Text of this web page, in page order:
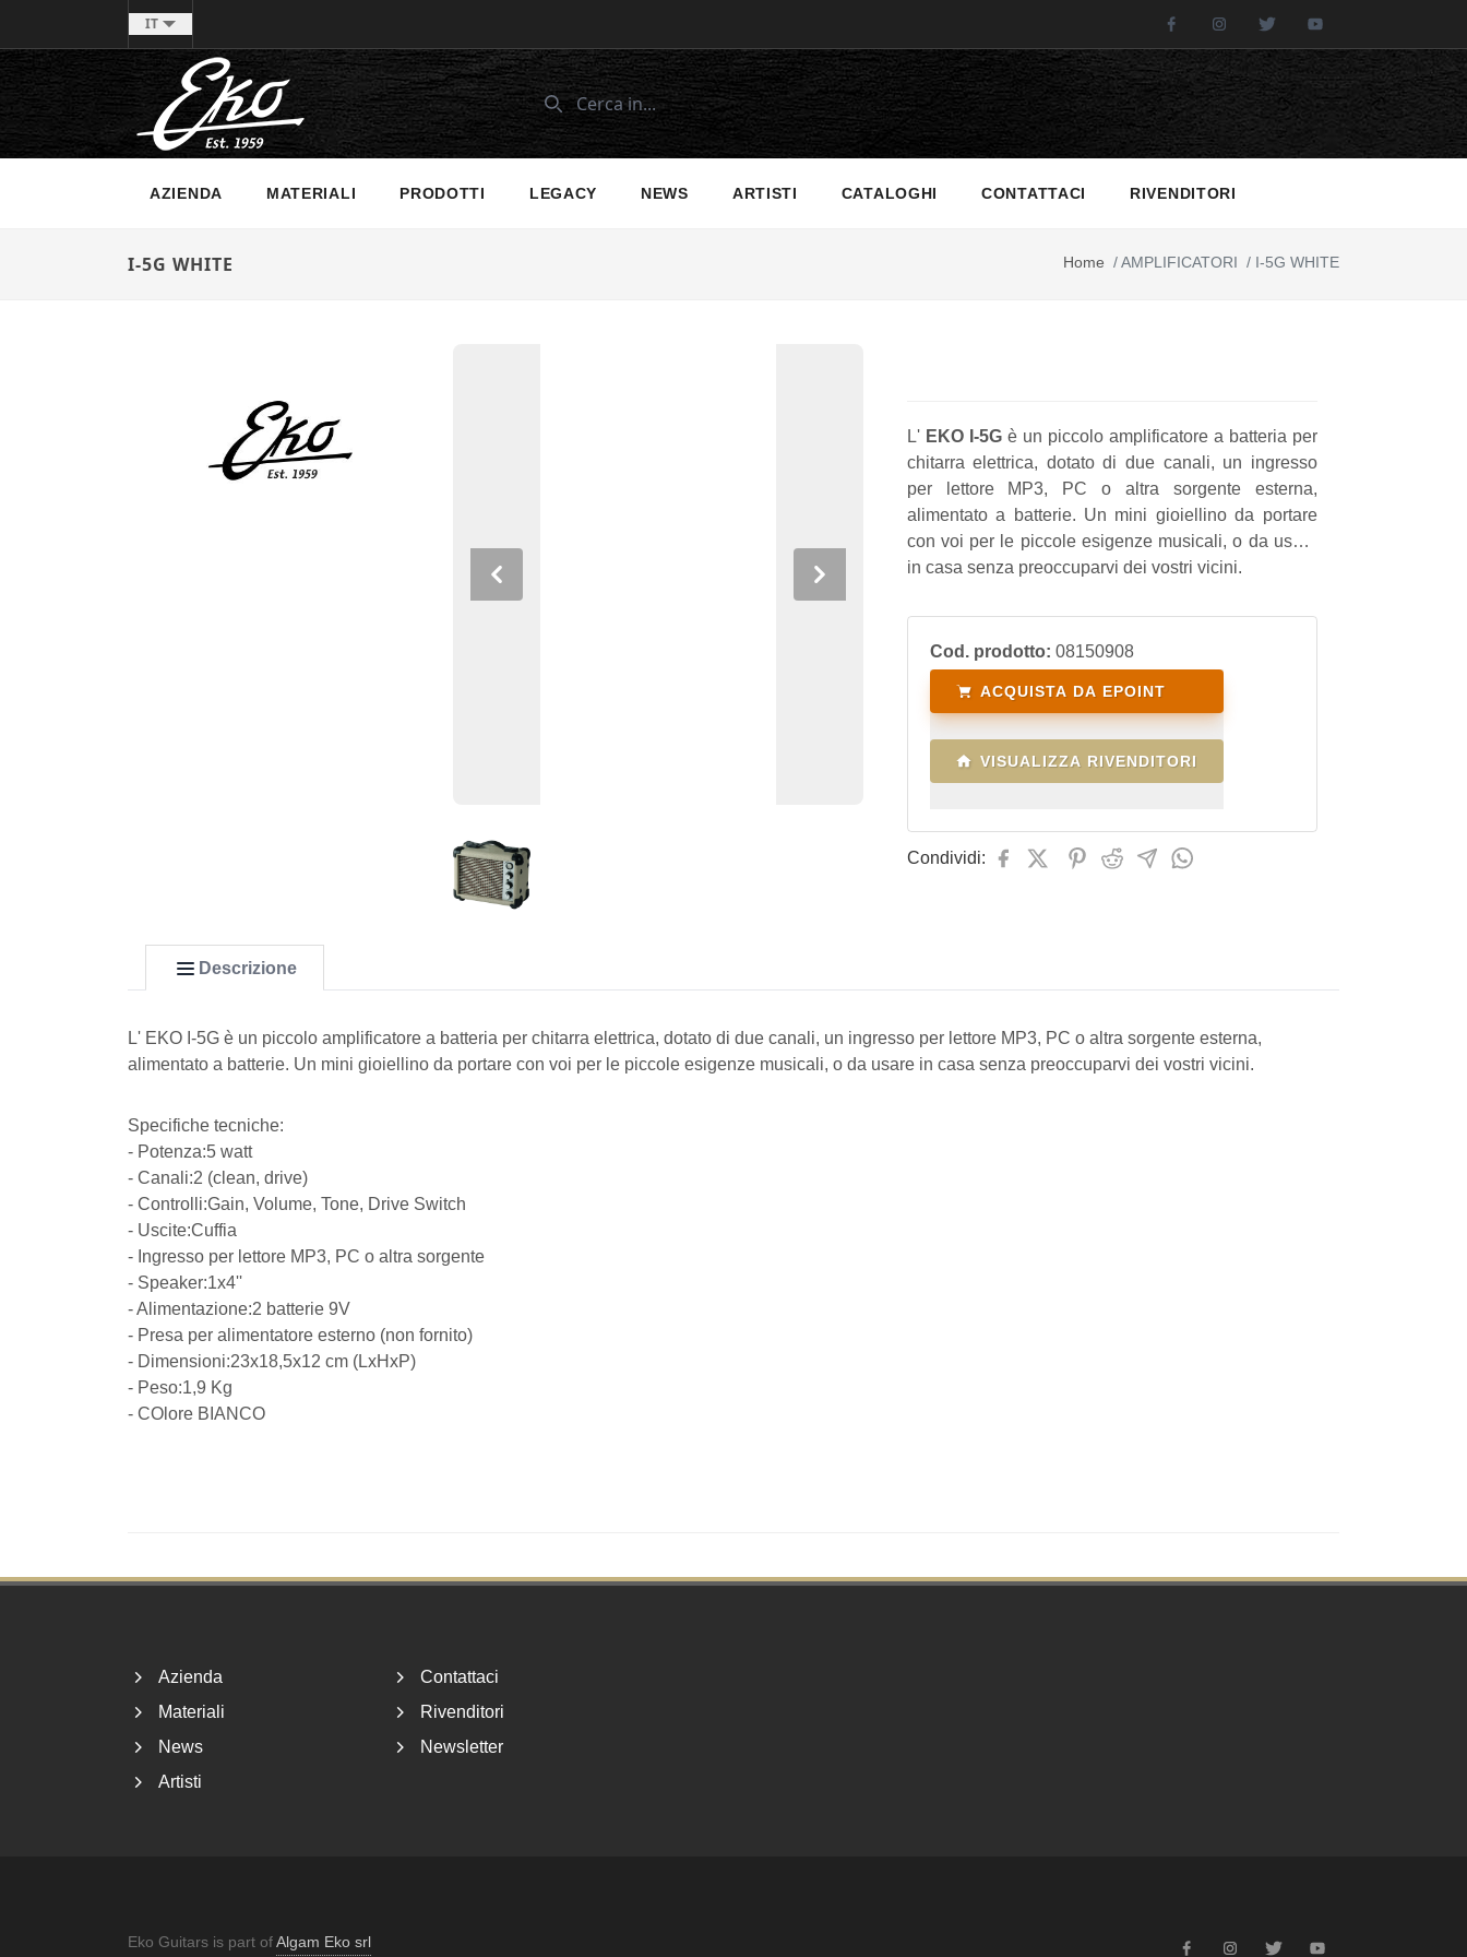
IT FacebookInstagramTwitter
AZIENDA MATERIALI PRODOTTI LEGACY NEWS ARTISTI CATALOGHI CONTATTACI RIVENDITORI
I-5G WHITE Home /AMPLIFICATORI / I-5G WHITE
Previous Next
L' EKO I-5Gè un piccolo amplificatore a batteria per
chitarra elettrica, dotato di due canali, un ingresso
per lettore MP3, PC o altra sorgente esterna,
alimentato a batterie. Un mini gioiellino da portare
con voi per le piccole esigenze musicali, o da usare
in casa senza preoccuparvi dei vostri vicini.
Cod. prodotto: 08150908
ACQUISTA DA EPOINT
VISUALIZZA RIVENDITORI
Condividi:
Descrizione
L' EKO I-5G è un piccolo amplificatore a batteria per chitarra elettrica, dotato di due canali, un ingresso per lettore MP3, PC o altra sorgente esterna,
alimentato a batterie. Un mini gioiellino da portare con voi per le piccole esigenze musicali, o da usare in casa senza preoccuparvi dei vostri vicini.
Specifiche tecniche:
- Potenza:5 watt
- Canali:2 (clean, drive)
- Controlli:Gain, Volume, Tone, Drive Switch
- Uscite:Cuffia
- Ingresso per lettore MP3, PC o altra sorgente
- Speaker:1x4''
- Alimentazione:2 batterie 9V
- Presa per alimentatore esterno (non fornito)
- Dimensioni:23x18,5x12 cm (LxHxP)
- Peso:1,9 Kg
- COlore BIANCO
Azienda
Materiali
News
Artisti
Contattaci
Rivenditori
Newsletter
Eko Guitars is part ofAlgam Eko srl